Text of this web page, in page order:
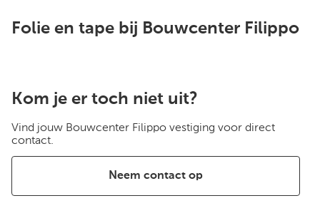
Folie en tape bij Bouwcenter Filippo
Kom je er toch niet uit?
Vind jouw Bouwcenter Filippo vestiging voor direct
contact.
Neem contact op